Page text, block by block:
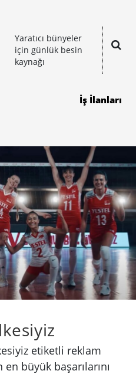
Yaratıcı bünyeler
için günlük besin
kaynağı
İş İlanları
etiketli reklam
büyük başarılarını